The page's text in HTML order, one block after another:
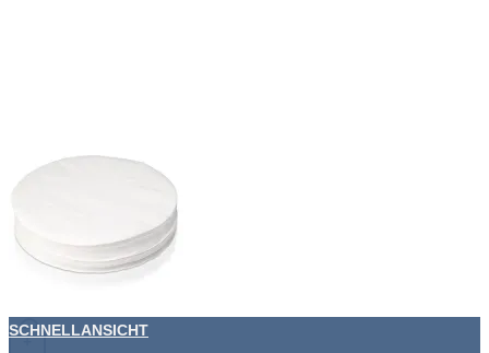
+
SCHNELLANSICHT